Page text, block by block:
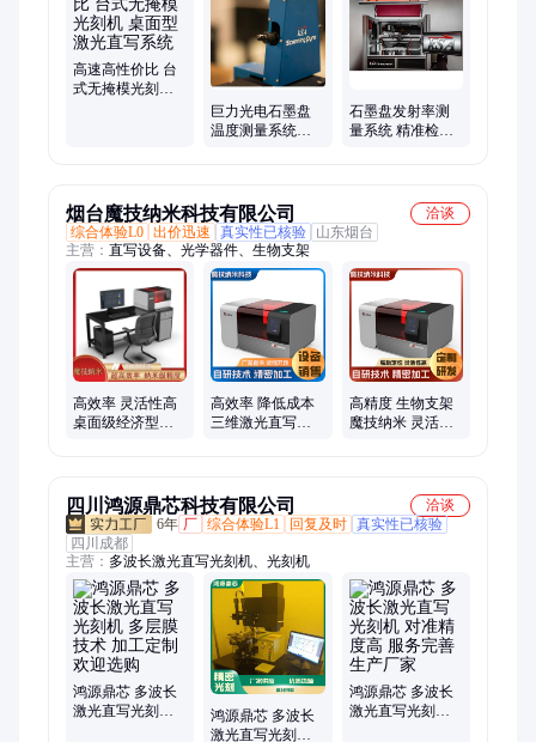
高速高性价比 台
式无掩模光刻机
巨力光电石墨盘
温度测量系统
石墨盘发射率测
量系统 精准检测
烟台魔技纳米科技有限公司
洽谈
综合体验L0 出价迅速 真实性已核验
山东烟台
主营： 直写设备、光学器件、生物支架
高效率 灵活性高
桌面级经济型三
高效率 降低成本
三维激光直写设
高精度 生物支架
魔技纳米 灵活性
四川鸿源鼎芯科技有限公司
洽谈
6年 厂 综合体验L1 回复及时 真实性已核验
四川成都
主营： 多波长激光直写光刻机、光刻机
鸿源鼎芯 多波长
激光直写光刻机
鸿源鼎芯 多波长
激光直写光刻机
鸿源鼎芯 多波长
激光直写光刻机